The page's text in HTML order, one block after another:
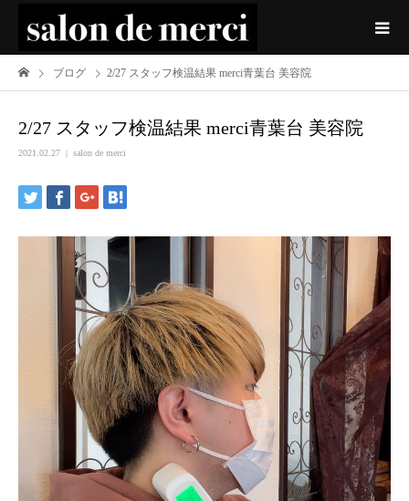
ブログ 2/27 スタッフ検温結果 merci青葉台 美容院
2/27 スタッフ検温結果 merci青葉台 美容院
2021.02.27 salon de merci